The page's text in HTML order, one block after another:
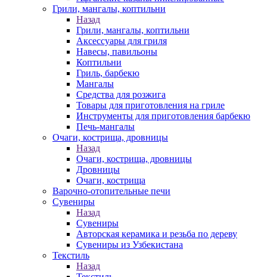
Грили, мангалы, коптильни
Назад
Грили, мангалы, коптильни
Аксессуары для гриля
Навесы, павильоны
Коптильни
Гриль, барбекю
Мангалы
Средства для розжига
Товары для приготовления на гриле
Инструменты для приготовления барбекю
Печь-мангалы
Очаги, кострища, дровницы
Назад
Очаги, кострища, дровницы
Дровницы
Очаги, кострища
Варочно-отопительные печи
Сувениры
Назад
Сувениры
Авторская керамика и резьба по дереву
Сувениры из Узбекистана
Текстиль
Назад